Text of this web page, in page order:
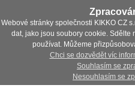
Webové stránky společnosti KIKKO CZ
dat, jako jsou soubory cookie. Sdělte
používat. Můžeme
Chci se dozvědět víc
Souhlasím se
Nesouhlasím se